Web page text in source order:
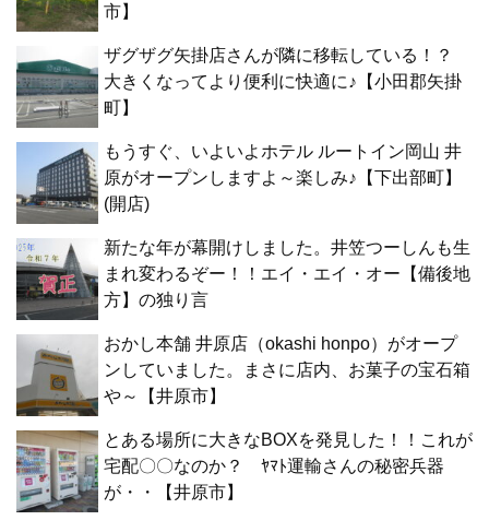
市】
ザグザグ矢掛店さんが隣に移転している！？
大きくなってより便利に快適に♪【小田郡矢掛
町】
もうすぐ、いよいよホテル ルートイン岡山 井
原がオープンしますよ～楽しみ♪【下出部町】
(開店)
新たな年が幕開けしました。井笠つーしんも生
まれ変わるぞー！！エイ・エイ・オー【備後地
方】の独り言
おかし本舗 井原店（okashi honpo）がオープ
ンしていました。まさに店内、お菓子の宝石箱
や～【井原市】
とある場所に大きなBOXを発見した！！これが
宅配〇〇なのか？ ﾔﾏﾄ運輸さんの秘密兵器
が・・【井原市】